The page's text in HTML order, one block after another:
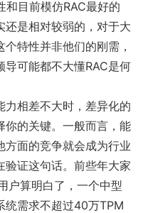
目前模仿RAC最好的
还是相对较弱的，对于大
特性并非他们的刚需，
可能都不大懂RAC是何
力相差不大时，差异化的
你的关键。一般而言，能
方面的竞争就会成为行业
验证这句话。前些年大家
户算明白了，一个中型
统需求不超过40万TPM